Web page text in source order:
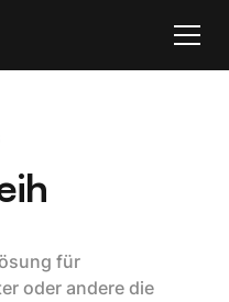
für
oder andere die